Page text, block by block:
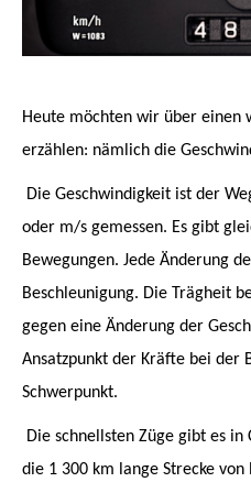
Heute möchten wir über einen
erzählen: nämlich die
Die Geschwindigkeit ist der
oder m/s gemessen. Es gibt
Bewegungen. Jede Änderung
Beschleunigung. Die Trägheit
gegen eine Änderung der
Ansatzpunkt der Kräfte bei der
Schwerpunkt.
Die schnellsten Züge gibt es
die 1 300 km lange Strecke